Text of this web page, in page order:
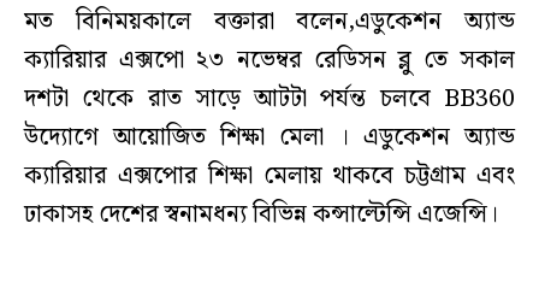
মত বিনিময়কালে বক্তারা বলেন,এডুকেশন অ্যান্ড
ক্যারিয়ার এক্সপো ২৩ নভেম্বর রেডিসন ব্লু তে সকাল
দশটা থেকে রাত সাড়ে আটটা পর্যন্ত চলবে BB360
উদ্যোগে আয়োজিত শিক্ষা মেলা । এডুকেশন অ্যান্ড
ক্যারিয়ার এক্সপোর শিক্ষা মেলায় থাকবে চট্টগ্রাম এবং
ঢাকাসহ দেশের স্বনামধন্য বিভিন্ন কন্সাল্টেন্সি এজেন্সি।